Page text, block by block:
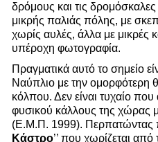
δρόμους και τις
μικρής παλιάς πόλης, με
χωρίς αυλές, άλλα με μικρές
υπέροχη φωτογραφία.
Πραγματικά αυτό το σημείο
Ναύπλιο με την ομορφότερη
κόλπου. Δεν είναι τυχαίο που
φυσικού κάλλους της χώρας
(Ε.Μ.Π. 1999). Περπατώντας
Κάστρο’’ που χωρίζεται